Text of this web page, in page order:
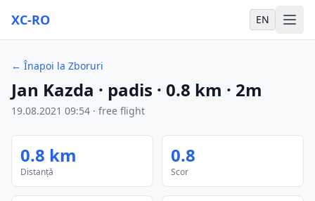
XC-RO EN
← Înapoi la Zboruri
Jan Kazda · padis · 0.8 km · 2m
19.08.2021 09:54 · free flight
0.8 km
Distanță
0.8
Scor